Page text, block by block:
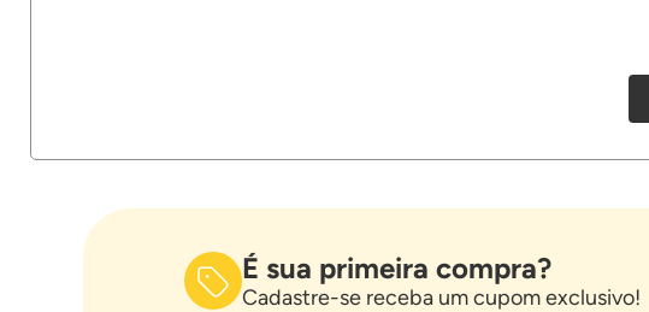
É sua primeira compra?
Cadastre-se receba um cupom exclusivo!